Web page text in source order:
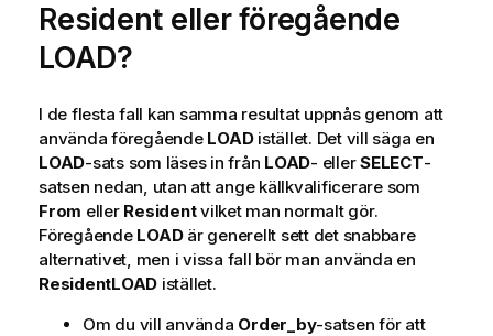
i
n
g
m
t
i
p
s
Resident eller föregående
LOAD?
I de flesta fall kan samma resultat uppnås genom att
använda föregående LOADistället. Det vill säga en
LOAD-sats som läses in från LOAD- ellerSELECT-
satsen nedan, utan att ange källkvalificerare som
From eller Residentvilket man normalt gör.
Föregående LOADär generellt sett det snabbare
alternativet, men i vissa fall bör man använda en
ResidentLOAD istället.
Om du vill använda Order_by-satsen för att